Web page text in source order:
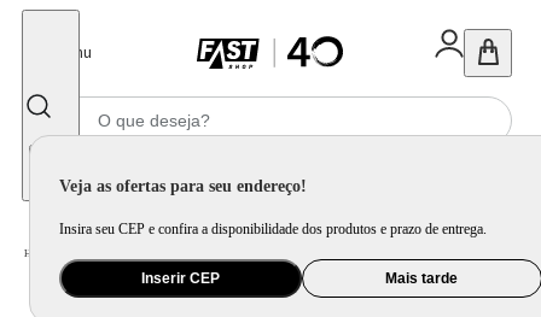
Menu
Veja as ofertas para seu endereço!
Insira seu CEP e confira a disponibilidade dos produtos e prazo de entrega.
Inserir CEP Mais tarde
Home